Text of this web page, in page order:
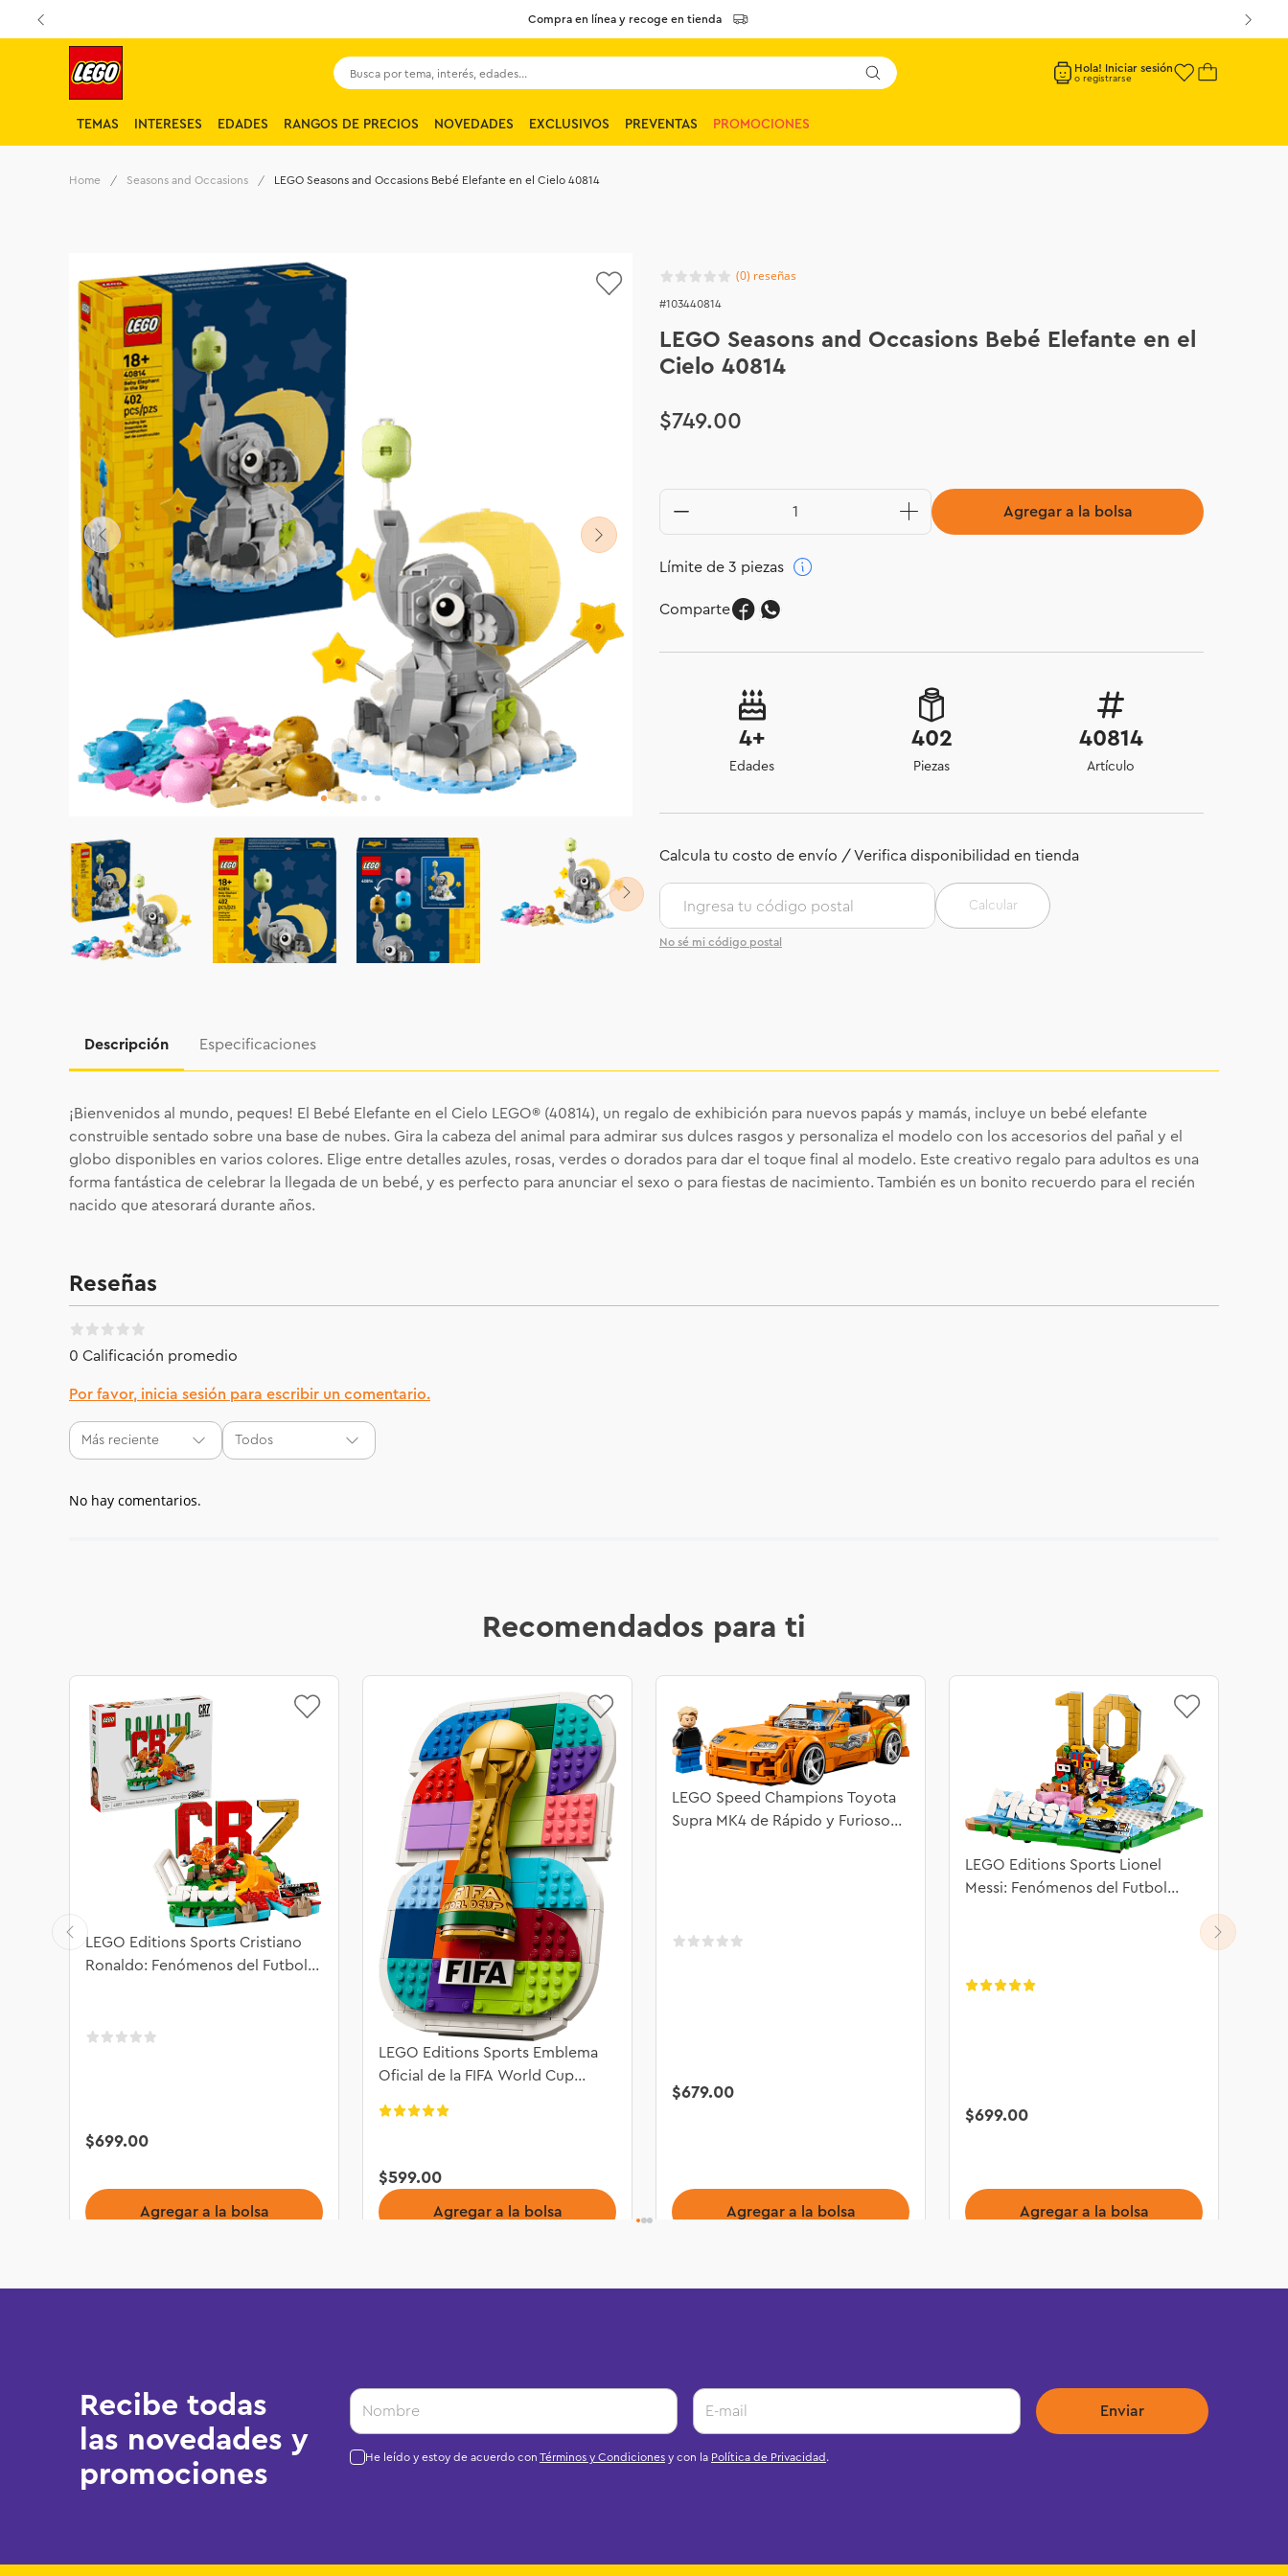
Compra en línea y recoge en tienda
Busca por tema, interés, edades... Hola! Iniciar sesión
TEMAS INTERESES EDADES RANGOS DE PRECIOS NOVEDADES EXCLUSIVOS PREVENTAS PROMOCIONES
Seasons and Occasions LEGO Seasons and Occasions Bebé Elefante en el Cielo 40814
(0)
103440814
LEGO Seasons and Occasions Bebé Elefante en el
Cielo 40814
$749.00
Agregar a la bolsa
Límite de 3 piezas
Comparte
4+
Edades
402
Piezas
40814
Artículo
No sé mi código postal
Calcular
Descripción Especificaciones
¡Bienvenidos al mundo, peques! El Bebé Elefante en el Cielo LEGO® (40814), un regalo de exhibición para nuevos papás y mamás, incluye un bebé elefante
construible sentado sobre una base de nubes. Gira la cabeza del animal para admirar sus dulces rasgos y personaliza el modelo con los accesorios del pañal y el
globo disponibles en varios colores. Elige entre detalles azules, rosas, verdes o dorados para dar el toque final al modelo. Este creativo regalo para adultos es una
forma fantástica de celebrar la llegada de un bebé, y es perfecto para anunciar el sexo o para fiestas de nacimiento. También es un bonito recuerdo para el recién
nacido que atesorará durante años.
Reseñas
0 Calificación promedio
Por favor, inicia sesión para escribir un comentario.
Más reciente Todos
No hay comentarios.
Recomendados para ti
LEGO Editions Sports Cristiano
Ronaldo: Fenómenos del Futbol
$699.00
Agregar a la bolsa
LEGO Editions Sports Emblema
Oficial de la FIFA World Cup
$599.00
Agregar a la bolsa
LEGO Speed Champions Toyota
Supra MK4 de Rápido y Furioso
$679.00
Agregar a la bolsa
LEGO Editions Sports Lionel
Messi: Fenómenos del Futbol
$699.00
Agregar a la bolsa
Recibe todas
las novedades y
promociones
Enviar
He leído y estoy de acuerdo con Términos y Condiciones y con la Política de Privacidad .